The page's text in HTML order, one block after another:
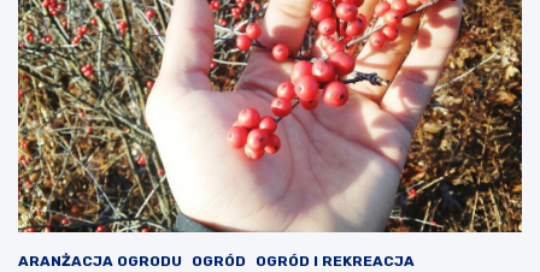
ARANŻACJA OGRODU OGRÓD
OGRÓD I REKREACJA